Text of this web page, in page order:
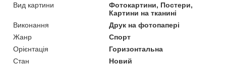
Вид картини
Фотокартини, Постери,
Картини на тканині
Виконання
Друк на фотопапері
Жанр
Спорт
Орієнтація
Горизонтальна
Стан
Новий